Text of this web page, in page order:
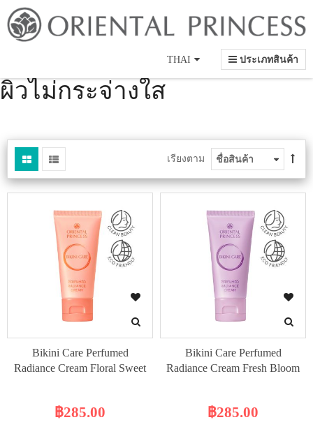
ประเภทสินค้า
THAI
ผิวไม่กระจ่างใส
เรียงตาม
Bikini Care Perfumed
Radiance Cream Floral Sweet
฿285.00
Bikini Care Perfumed
Radiance Cream Fresh Bloom
฿285.00